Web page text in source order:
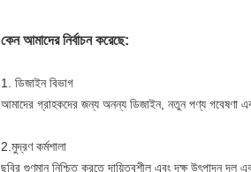
কেন আমাদের নির্বাচন করেছে:
1. ডিজাইন বিভাগ
আমাদের গ্রাহকদের জন্য অনন্য ডিজাইন, নতুন পণ্য গবেষণা
2.মুদ্রণ কর্মশালা
ছবির গুণমান নিশ্চিত করতে দায়িত্বশীল এবং দক্ষ উৎপাদন দল